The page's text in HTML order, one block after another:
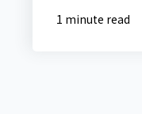
1 minute read